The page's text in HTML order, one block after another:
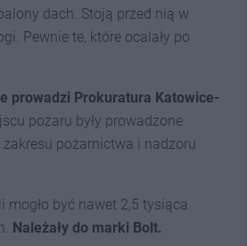
dach. Stoją przed nią w
Pewnie te, które ocalały po
prowadzi Prokuratura Katowice-
pożaru były prowadzone
zakresu pożarnictwa i nadzoru
mogło być nawet 2,5 tysiąca
Należały do marki Bolt.